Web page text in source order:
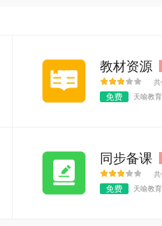
教材资源
免费 天喻教育
同步备课
免费 天喻教育